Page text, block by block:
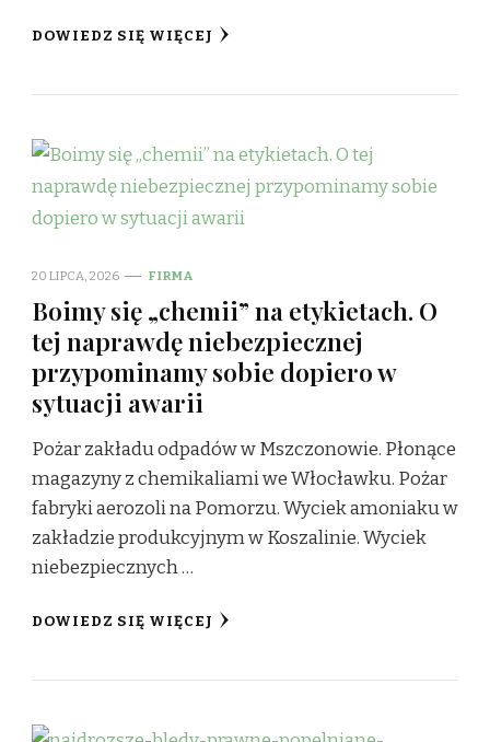
DOWIEDZ SIĘ WIĘCEJ
20 LIPCA, 2026 FIRMA
Boimy się „chemii” na etykietach. O
tej naprawdę niebezpiecznej
przypominamy sobie dopiero w
sytuacji awarii
Pożar zakładu odpadów w Mszczonowie. Płonące
magazyny z chemikaliami we Włocławku. Pożar
fabryki aerozoli na Pomorzu. Wyciek amoniaku w
zakładzie produkcyjnym w Koszalinie. Wyciek
niebezpiecznych …
DOWIEDZ SIĘ WIĘCEJ